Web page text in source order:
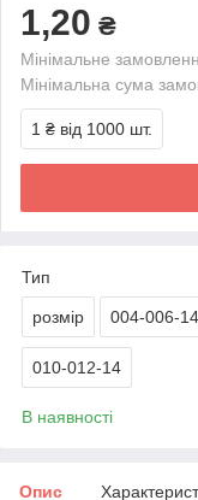
1,20 ₴
Мінімальне
Мінімальна сума
1 ₴ від 1000 шт.
Тип
розмір 004-006-14
010-012-14
В наявності
Опис